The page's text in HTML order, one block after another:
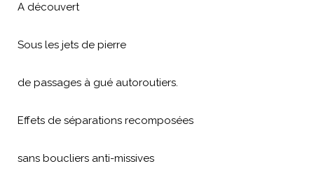
A découvert
Sous les jets de pierre
de passages à gué autoroutiers.
Effets de séparations recomposées
sans boucliers anti-missives